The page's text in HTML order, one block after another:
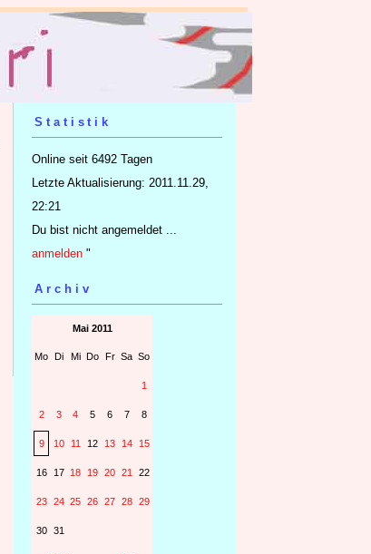
Statistik
Online seit 6492 Tagen
Letzte Aktualisierung: 2011.11.29,
22:21
Du bist nicht angemeldet ...
anmelden "
Archiv
Mai 2011
Mo Di Mi Do Fr Sa So
1
2 3 4 5 6 7 8
9 10 11 12 13 14 15
16 17 18 19 20 21 22
23 24 25 26 27 28 29
30 31